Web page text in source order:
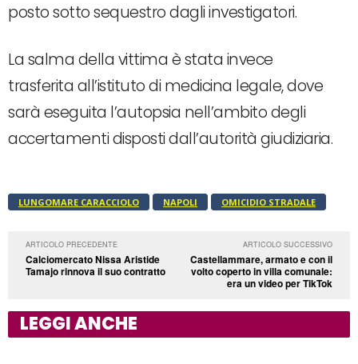
posto sotto sequestro dagli investigatori.
La salma della vittima è stata invece
trasferita all’istituto di medicina legale, dove
sarà eseguita l’autopsia nell’ambito degli
accertamenti disposti dall’autorità giudiziaria.
LUNGOMARE CARACCIOLO NAPOLI OMICIDIO STRADALE
ARTICOLO PRECEDENTE
Calciomercato Nissa Aristide
Tamajo rinnova il suo contratto
ARTICOLO SUCCESSIVO
Castellammare, armato e con il
volto coperto in villa comunale:
era un video per TikTok
LEGGI ANCHE